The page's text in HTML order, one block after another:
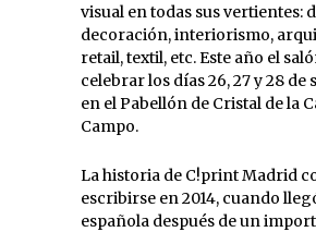
visual en todas sus vertientes:
decoración, interiorismo,
retail, textil, etc. Este año el
celebrar los días 26, 27 y 28 de
en el Pabellón de Cristal de la
Campo.
La historia de C!print Madrid
escribirse en 2014, cuando
española después de un